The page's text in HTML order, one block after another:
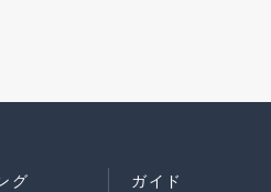
グ ガイド